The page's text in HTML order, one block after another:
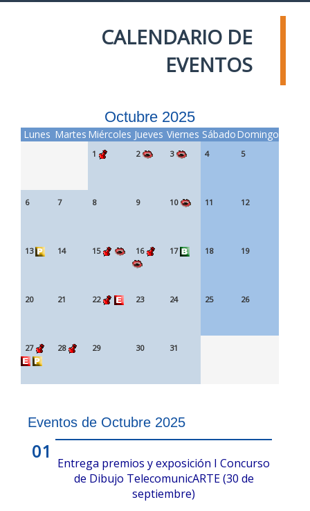
CALENDARIO DE
EVENTOS
Octubre 2025
Lunes Martes Miércoles Jueves Viernes SábadoDomingo
1 2 3 4 5
6 7 8 9 10 11 12
13 14 15 16 17 18 19
20 21 22 23 24 25 26
27 28 29 30 31
Eventos de Octubre 2025
01
Entrega premios y exposición I Concurso
de Dibujo TelecomunicARTE (30 de
septiembre)